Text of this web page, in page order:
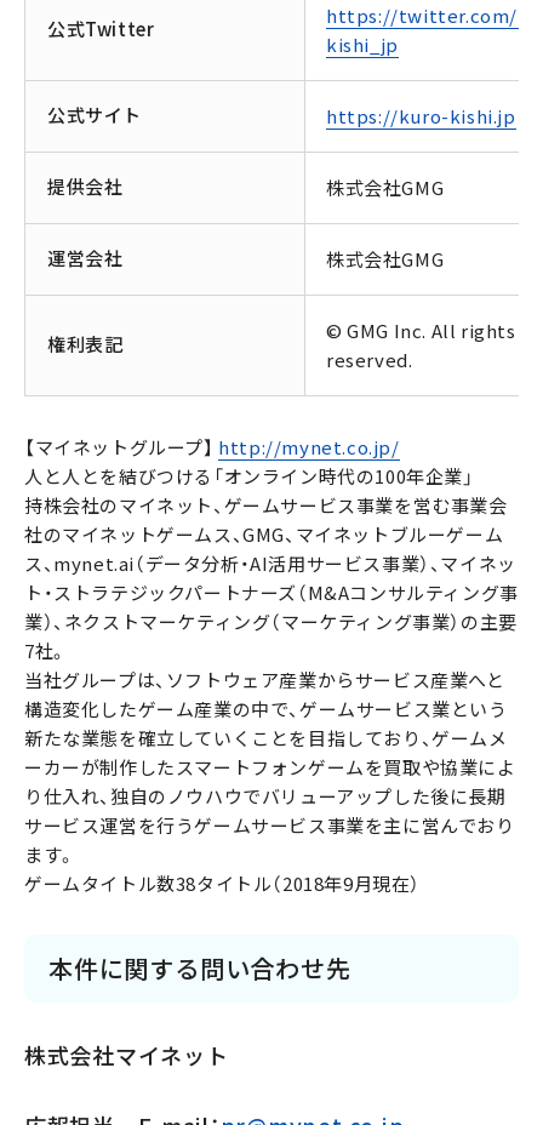
公式Twitter
https://twitter.com/
kishi_jp
公式サイト https://kuro-kishi.jp
提供会社 株式会社GMG
運営会社 株式会社GMG
権利表記
© GMG Inc. All rights
reserved.
【マイネットグループ】 http://mynet.co.jp/
人と人とを結びつける「オンライン時代の100年企業」
持株会社のマイネット、ゲームサービス事業を営む事業会
社のマイネットゲームス、GMG、マイネットブルーゲーム
ス、mynet.ai（データ分析・AI活用サービス事業）、マイネッ
ト・ストラテジックパートナーズ（M&Aコンサルティング事
業）、ネクストマーケティング（マーケティング事業）の主要
7社。
当社グループは、ソフトウェア産業からサービス産業へと
構造変化したゲーム産業の中で、ゲームサービス業という
新たな業態を確立していくことを目指しており、ゲームメ
ーカーが制作したスマートフォンゲームを買取や協業によ
り仕入れ、独自のノウハウでバリューアップした後に長期
サービス運営を行うゲームサービス事業を主に営んでおり
ます。
ゲームタイトル数38タイトル（2018年9月現在）
本件に関する問い合わせ先
株式会社マイネット